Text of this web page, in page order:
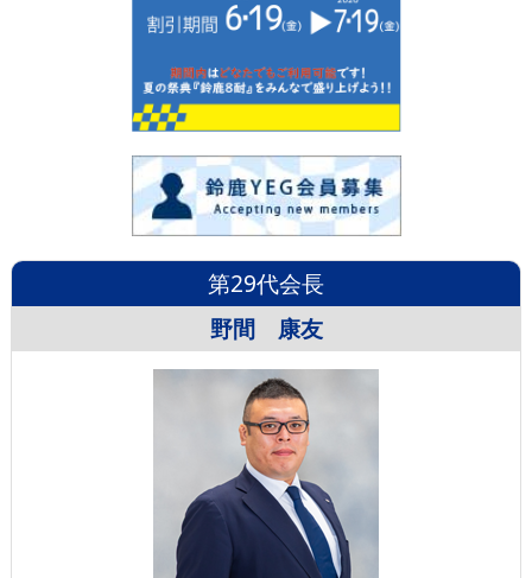
第29代会長
野間 康友